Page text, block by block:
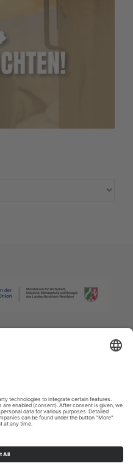
van toegankelijkheid|Neem
ons op
info@sauerland.com